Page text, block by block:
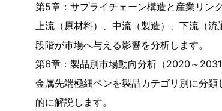
第5章：サプライチェーン構造と産業リンク
上流（原材料）、中流（製造）、下流（
段階が市場へ与える影響を分析します。
第6章：製品別市場動向分析（2020～2031
金属先端極細ペンを製品カテゴリ別に分
的に解説します。